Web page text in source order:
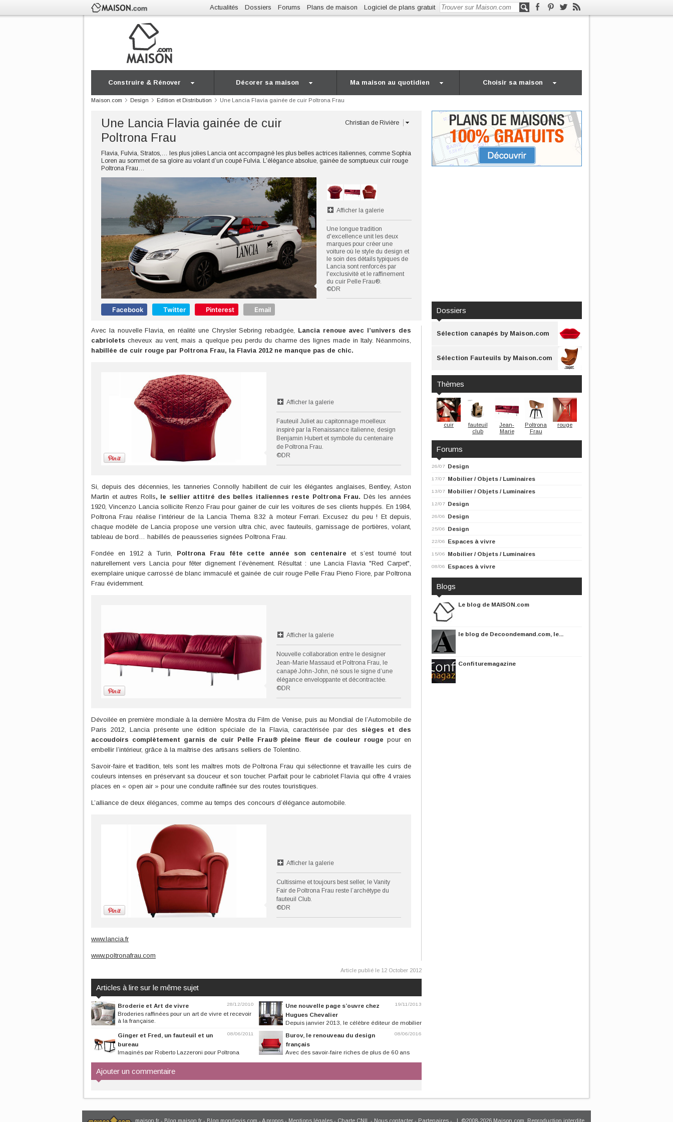
Actualités Dossiers Forums Plans de maison Logiciel de plans gratuit
Construire & Rénover Décorer sa maison Ma maison au quotidien Choisir sa maison
Maison.com Design Edition et Distribution Une Lancia Flavia gainée de cuir Poltrona Frau
Une Lancia Flavia gainée de cuir
Poltrona Frau
Christian de Rivière
Flavia, Fulvia, Stratos,… les plus jolies Lancia ont accompagné les plus belles actrices italiennes, comme Sophia
Loren au sommet de sa gloire au volant d’un coupé Fulvia. L’élégance absolue, gainée de somptueux cuir rouge
Poltrona Frau…
Afficher la galerie
Une longue tradition
d'excellence unit les deux
marques pour créer une
voiture où le style du design et
le soin des détails typiques de
Lancia sont renforcés par
l'exclusivité et le raffinement
du cuir Pelle Frau®.
©DR
Facebook Twitter Pinterest Email
Avec la nouvelle Flavia, en réalité une Chrysler Sebring rebadgée, Lancia renoue avec l’univers des
cabriolets cheveux au vent, mais a quelque peu perdu du charme des lignes made in Italy. Néanmoins,
habillée de cuir rouge par Poltrona Frau, la Flavia 2012 ne manque pas de chic.
Afficher la galerie
Fauteuil Juliet au capitonnage moelleux
inspiré par la Renaissance italienne, design
Benjamin Hubert et symbole du centenaire
de Poltrona Frau.
©DR
Si, depuis des décennies, les tanneries Connolly habillent de cuir les élégantes anglaises, Bentley, Aston
Martin et autres Rolls, le sellier attitré des belles italiennes reste Poltrona Frau. Dès les années
1920, Vincenzo Lancia sollicite Renzo Frau pour gainer de cuir les voitures de ses clients huppés. En 1984,
Poltrona Frau réalise l’intérieur de la Lancia Thema 8.32 à moteur Ferrari. Excusez du peu ! Et depuis,
chaque modèle de Lancia propose une version ultra chic, avec fauteuils, garnissage de portières, volant,
tableau de bord… habillés de peausseries signées Poltrona Frau.
Fondée en 1912 à Turin, Poltrona Frau fête cette année son centenaire et s’est tourné tout
naturellement vers Lancia pour fêter dignement l’évènement. Résultat : une Lancia Flavia "Red Carpet",
exemplaire unique carrossé de blanc immaculé et gainée de cuir rouge Pelle Frau Pieno Fiore, par Poltrona
Frau évidemment.
Afficher la galerie
Nouvelle collaboration entre le designer
Jean-Marie Massaud et Poltrona Frau, le
canapé John-John, né sous le signe d’une
élégance enveloppante et décontractée.
©DR
Dévoilée en première mondiale à la dernière Mostra du Film de Venise, puis au Mondial de l’Automobile de
Paris 2012, Lancia présente une édition spéciale de la Flavia, caractérisée par des sièges et des
accoudoirs complètement garnis de cuir Pelle Frau® pleine fleur de couleur rouge pour en
embellir l’intérieur, grâce à la maîtrise des artisans selliers de Tolentino.
Savoir-faire et tradition, tels sont les maîtres mots de Poltrona Frau qui sélectionne et travaille les cuirs de
couleurs intenses en préservant sa douceur et son toucher. Parfait pour le cabriolet Flavia qui offre 4 vraies
places en « open air » pour une conduite raffinée sur des routes touristiques.
L’alliance de deux élégances, comme au temps des concours d’élégance automobile.
Afficher la galerie
Cultissime et toujours best seller, le Vanity
Fair de Poltrona Frau reste l’archétype du
fauteuil Club.
©DR
www.lancia.fr
www.poltronafrau.com
Article publié le 12 October 2012
Articles à lire sur le même sujet
28/12/2010
Broderie et Art de vivre
Broderies raffinées pour un art de vivre et recevoir
à la française.
19/11/2013
Une nouvelle page s’ouvre chez
Hugues Chevalier
Depuis janvier 2013, le célèbre éditeur de mobilier
haut de gamme Hugues...
08/06/2011
Ginger et Fred, un fauteuil et un
bureau
Imaginés par Roberto Lazzeroni pour Poltrona
08/06/2016
Burov, le renouveau du design
français
Avec des savoir-faire riches de plus de 60 ans
Ajouter un commentaire
Dossiers
Sélection canapés by Maison.com
Sélection Fauteuils by Maison.com
Thèmes
cuir
fauteuil
club
Jean-
Marie
Poltrona
Frau
rouge
Forums
26/07 Design
17/07 Mobilier / Objets / Luminaires
13/07 Mobilier / Objets / Luminaires
12/07 Design
26/06 Design
25/06 Design
22/06 Espaces à vivre
15/06 Mobilier / Objets / Luminaires
08/06 Espaces à vivre
Blogs
Le blog de MAISON.com
le blog de Decoondemand.com, le...
Confituremagazine
maison.fr - Blog maison.fr - Blog mondevis.com - A propos - Mentions légales - Charte CNIL - Nous contacter - Partenaires - | ©2008-2026 Maison.com. Reproduction interdite.